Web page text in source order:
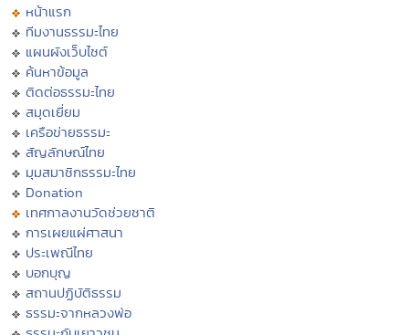
หน้าแรก
ทีมงานธรรมะไทย
แผนผังเว็บไซต์
ค้นหาข้อมูล
ติดต่อธรรมะไทย
สมุดเยี่ยม
เครือข่ายธรรมะ
สัญลักษณ์ไทย
มุมสมาชิกธรรมะไทย
Donation
เทศกาลงานวัดช่วยชาติ
การเผยแผ่ศาสนา
ประเพณีไทย
บอกบุญ
สถานปฏิบัติธรรม
ธรรมะจากหลวงพ่อ